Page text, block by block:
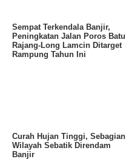
Sempat Terkendala Banjir,
Peningkatan Jalan Poros Batu
Rajang-Long Lamcin Ditarget
Rampung Tahun Ini
Curah Hujan Tinggi, Sebagian
Wilayah Sebatik Direndam
Banjir